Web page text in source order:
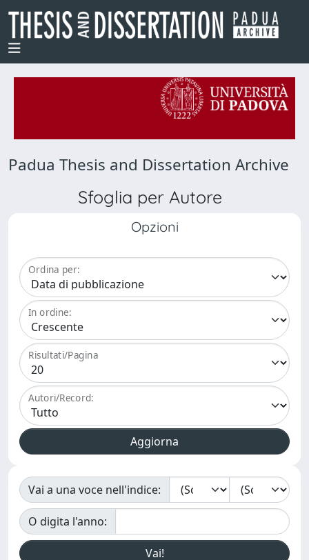
Padua Thesis and Dissertation Archive
Sfoglia per Autore
Opzioni
Ordina per:
In ordine:
Risultati/Pagina
Autori/Record:
Vai a una voce nell'indice:
O digita l'anno: